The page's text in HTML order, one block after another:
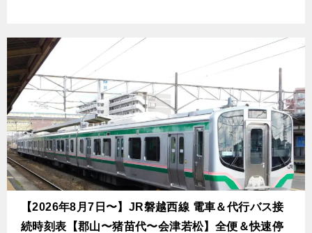
【2026年8月7日〜】JR磐越西線 電車＆代行バス接
続時刻表【郡山〜猪苗代〜会津若松】全便＆快速停